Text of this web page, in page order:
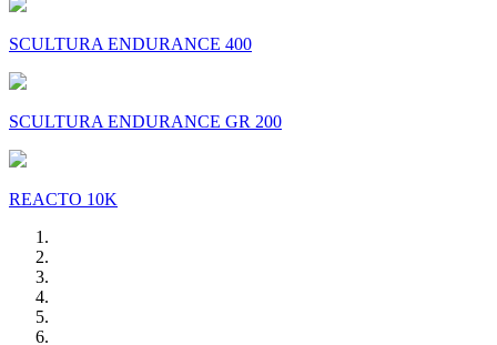
SCULTURA ENDURANCE 400
SCULTURA ENDURANCE GR 200
REACTO 10K